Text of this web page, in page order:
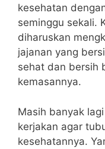
kesehatan
seminggu sekali.
diharuskan
jajanan yang
sehat dan bersih
kemasannya.
Masih banyak
kerjakan agar
kesehatannya.